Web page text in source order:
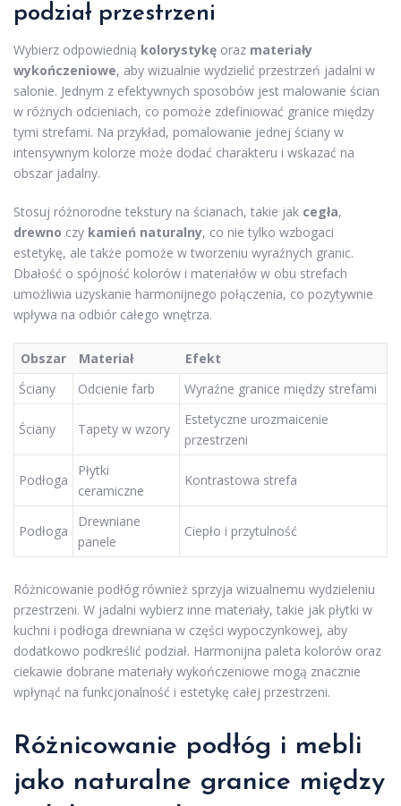
podział przestrzeni
Wybierz odpowiednią kolorystykę oraz materiały
wykończeniowe, aby wizualnie wydzielić przestrzeń jadalni w
salonie. Jednym z efektywnych sposobów jest malowanie ścian
w różnych odcieniach, co pomoże zdefiniować granice między
tymi strefami. Na przykład, pomalowanie jednej ściany w
intensywnym kolorze może dodać charakteru i wskazać na
obszar jadalny.
Stosuj różnorodne tekstury na ścianach, takie jak cegła,
drewno czy kamień naturalny, co nie tylko wzbogaci
estetykę, ale także pomoże w tworzeniu wyraźnych granic.
Dbałość o spójność kolorów i materiałów w obu strefach
umożliwia uzyskanie harmonijnego połączenia, co pozytywnie
wpływa na odbiór całego wnętrza.
Obszar Materiał
Efekt
Ściany
Odcienie farb Wyraźne granice między strefami
Ściany Tapety w wzory
Estetyczne urozmaicenie
przestrzeni
Podłoga
Płytki
ceramiczne
Kontrastowa strefa
Podłoga
Drewniane
panele
Ciepło i przytulność
Różnicowanie podłóg również sprzyja wizualnemu wydzieleniu
przestrzeni. W jadalni wybierz inne materiały, takie jak płytki w
kuchni i podłoga drewniana w części wypoczynkowej, aby
dodatkowo podkreślić podział. Harmonijna paleta kolorów oraz
ciekawie dobrane materiały wykończeniowe mogą znacznie
wpłynąć na funkcjonalność i estetykę całej przestrzeni.
Różnicowanie podłóg i mebli
jako naturalne granice między